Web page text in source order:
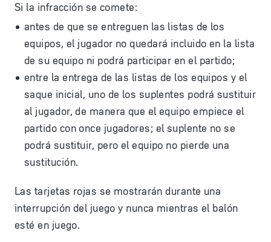
Si la infracción se comete:
antes de que se entreguen las listas de los
equipos, el jugador no quedará incluido en la lista
de su equipo ni podrá participar en el partido;
entre la entrega de las listas de los equipos y el
saque inicial, uno de los suplentes podrá sustituir
al jugador, de manera que el equipo empiece el
partido con once jugadores; el suplente no se
podrá sustituir, pero el equipo no pierde una
sustitución.
Las tarjetas rojas se mostrarán durante una
interrupción del juego y nunca mientras el balón
esté en juego.